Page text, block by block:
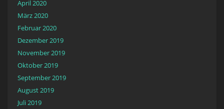
April 2020
März 2020
Februar 2020
Dezember 2019
November 2019
Oktober 2019
September 2019
August 2019
Juli 2019